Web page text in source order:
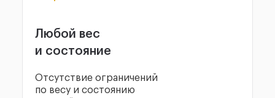
Любой вес
и состояние
Отсутствие ограничений
по весу и состоянию